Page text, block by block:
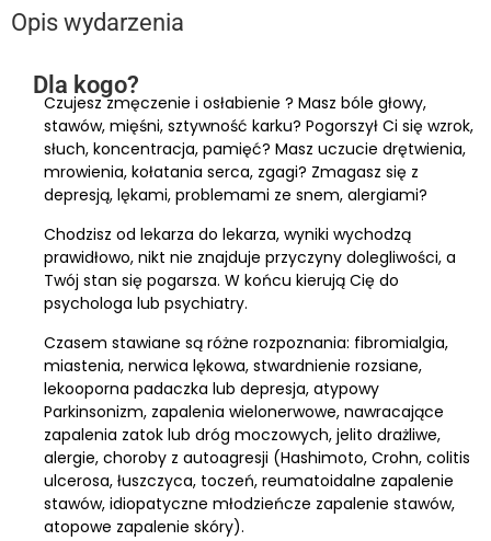
Opis wydarzenia
Dla kogo?
Czujesz zmęczenie i osłabienie ? Masz bóle głowy,
stawów, mięśni, sztywność karku? Pogorszył Ci się wzrok,
słuch, koncentracja, pamięć? Masz uczucie drętwienia,
mrowienia, kołatania serca, zgagi? Zmagasz się z
depresją, lękami, problemami ze snem, alergiami?
Chodzisz od lekarza do lekarza, wyniki wychodzą
prawidłowo, nikt nie znajduje przyczyny dolegliwości, a
Twój stan się pogarsza. W końcu kierują Cię do
psychologa lub psychiatry.
Czasem stawiane są różne rozpoznania: fibromialgia,
miastenia, nerwica lękowa, stwardnienie rozsiane,
lekooporna padaczka lub depresja, atypowy
Parkinsonizm, zapalenia wielonerwowe, nawracające
zapalenia zatok lub dróg moczowych, jelito drażliwe,
alergie, choroby z autoagresji (Hashimoto, Crohn, colitis
ulcerosa, łuszczyca, toczeń, reumatoidalne zapalenie
stawów, idiopatyczne młodzieńcze zapalenie stawów,
atopowe zapalenie skóry).